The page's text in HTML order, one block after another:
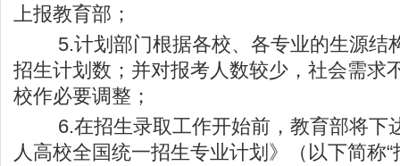
上报教育部；
5.计划部门根据各校、各专业的生源结
招生计划数；并对报考人数较少，社会需求
校作必要调整；
6.在招生录取工作开始前，教育部将下
人高校全国统一招生专业计划》（以下简称